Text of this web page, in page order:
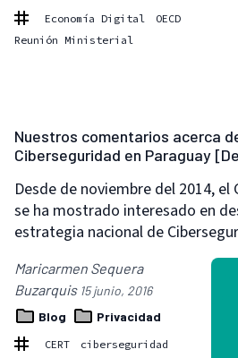
Economía Digital
OECD
Reunión Ministerial
Nuestros comentarios acerca
Ciberseguridad en Paraguay
Desde de noviembre del 2014, el
se ha mostrado interesado en
estrategia nacional de
Maricarmen Sequera
Buzarquis 15 junio, 2016
Blog
Privacidad
CERT
ciberseguridad